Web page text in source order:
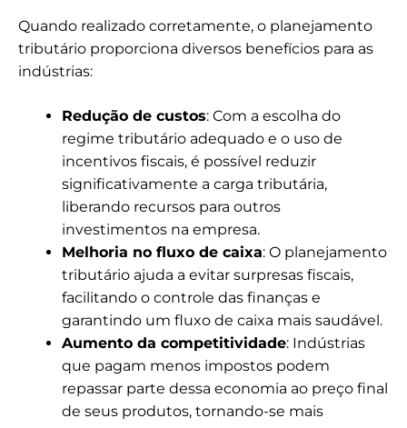
Quando realizado corretamente, o planejamento
tributário proporciona diversos benefícios para as
indústrias:
Redução de custos: Com a escolha do
regime tributário adequado e o uso de
incentivos fiscais, é possível reduzir
significativamente a carga tributária,
liberando recursos para outros
investimentos na empresa.
Melhoria no fluxo de caixa: O planejamento
tributário ajuda a evitar surpresas fiscais,
facilitando o controle das finanças e
garantindo um fluxo de caixa mais saudável.
Aumento da competitividade: Indústrias
que pagam menos impostos podem
repassar parte dessa economia ao preço final
de seus produtos, tornando-se mais